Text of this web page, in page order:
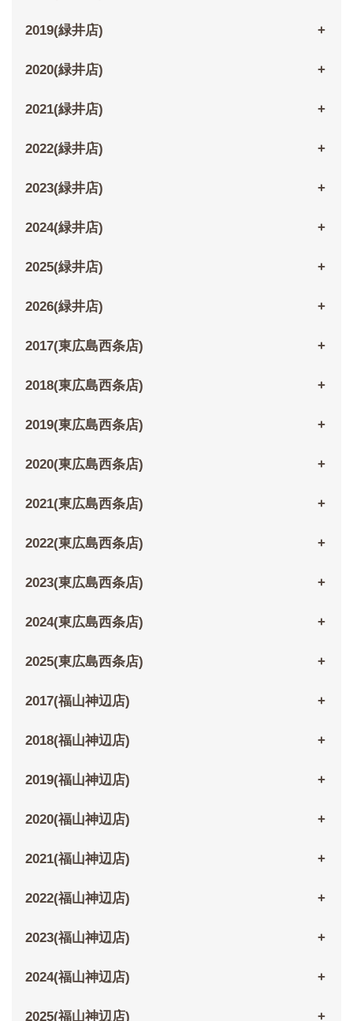
2019(緑井店)
2020(緑井店)
2021(緑井店)
2022(緑井店)
2023(緑井店)
2024(緑井店)
2025(緑井店)
2026(緑井店)
2017(東広島西条店)
2018(東広島西条店)
2019(東広島西条店)
2020(東広島西条店)
2021(東広島西条店)
2022(東広島西条店)
2023(東広島西条店)
2024(東広島西条店)
2025(東広島西条店)
2017(福山神辺店)
2018(福山神辺店)
2019(福山神辺店)
2020(福山神辺店)
2021(福山神辺店)
2022(福山神辺店)
2023(福山神辺店)
2024(福山神辺店)
2025(福山神辺店)